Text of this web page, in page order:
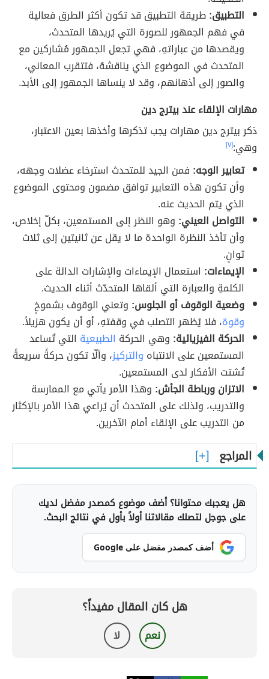
التطبيق:طريقة التطبيق قد تكون أكثر الطرق فعالية
في فهم الجمهور للصورة التي يُريدها المتحدث،
ويقصدها من عباراتهِ، فهي تجعل الجمهور مُشاركين مع
المتحدث في الموضوع الذي يناقشهُ، فتتقرب المعاني،
والصور إلى أذهانهم، وقد لا ينساها الجمهور إلى الأبد.
مهارات الإلقاء عند بيترج دين
ذكر بيترج دين مهارات يجب تذكرها وأخذها بعين الاعتبار،
وهي:[٧]
تعابير الوجه: فمن الجيد للمتحدث استرخاء عضلات وجهه،
وأن تكون هذه التعابير توافق مضمون ومحتوى الموضوع
الذي يتم الحديث عنه.
التواصل العيني: وهو النظر إلى المستمعين، بكلّ إخلاص،
وأن تأخذ النظرة الواحدة ما لا يقل عن ثانيتين إلى ثلاث
ثوانٍ.
الإيماءات: استعمال الإيماءات والإشارات الدالة على
الكلمةِ والعبارة التي ألقاها المتحدّث أثناء الحديث.
وضعية الوقوف أو الجلوس: وتعني الوقوف بشموخٍ
وقوة، فلا يُظهر التصلب في وقفتهِ، أو أن يكون هزيلاً.
الحركة الفيزيائية: وهي الحركة الطبيعية التي تُساعد
المستمعين على الانتباه والتركيز، وألّا تكون حركةً سريعةً
تُشتت الأفكار لدى المستمعين.
الاتزان ورباطة الجأش: وهذا الأمر يأتي مع الممارسة
والتدريب، ولذلك على المتحدث أن يُراعي هذا الأمر بالإكثار
من التدريب على الإلقاء أمام الآخرين.
المراجع
هل يعجبك محتوانا؟ أضف موضوع كمصدر مفضل لديك
على جوجل لتصلك مقالاتنا أولاً بأول في نتائج البحث.
أضف كمصدر مفضل على Google
هل كان المقال مفيداً؟
نعم لا